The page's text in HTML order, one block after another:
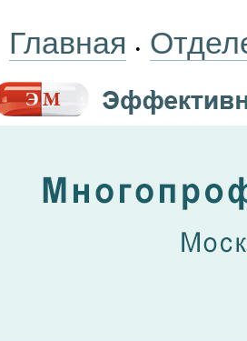
Главная •